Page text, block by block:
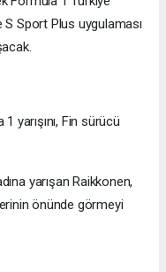
S Sport Plus uygulaması
yarışını, Fin sürücü
yarışan Raikkonen,
önünde görmeyi